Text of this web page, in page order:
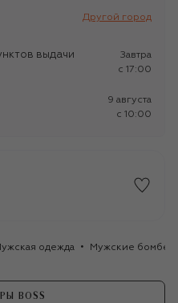
Другой город
выдачи
Завтра
c 17:00
9 августа
c 10:00
одежда Мужские
BOSS